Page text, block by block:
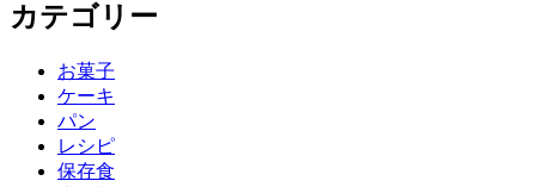
カテゴリー
お菓子
ケーキ
パン
レシピ
保存食